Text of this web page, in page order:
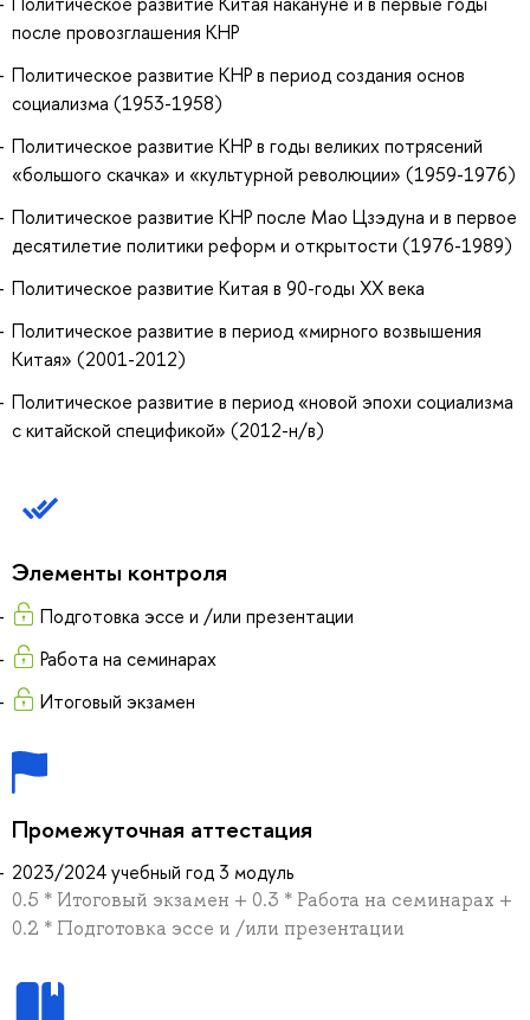
после провозглашения КНР
Политическое развитие КНР в период создания основ
социализма (1953-1958)
Политическое развитие КНР в годы великих потрясений
«большого скачка» и «культурной революции» (1959-1976)
Политическое развитие КНР после Мао Цзэдуна и в первое
десятилетие политики реформ и открытости (1976-1989)
Политическое развитие Китая в 90-годы ХХ века
Политическое развитие в период «мирного возвышения
Китая» (2001-2012)
Политическое развитие в период «новой эпохи социализма
с китайской спецификой» (2012-н/в)
Элементы контроля
Подготовка эссе и /или презентации
Работа на семинарах
Итоговый экзамен
Промежуточная аттестация
2023/2024 учебный год 3 модуль
0.5 * Итоговый экзамен + 0.3 * Работа на семинарах +
0.2 * Подготовка эссе и /или презентации